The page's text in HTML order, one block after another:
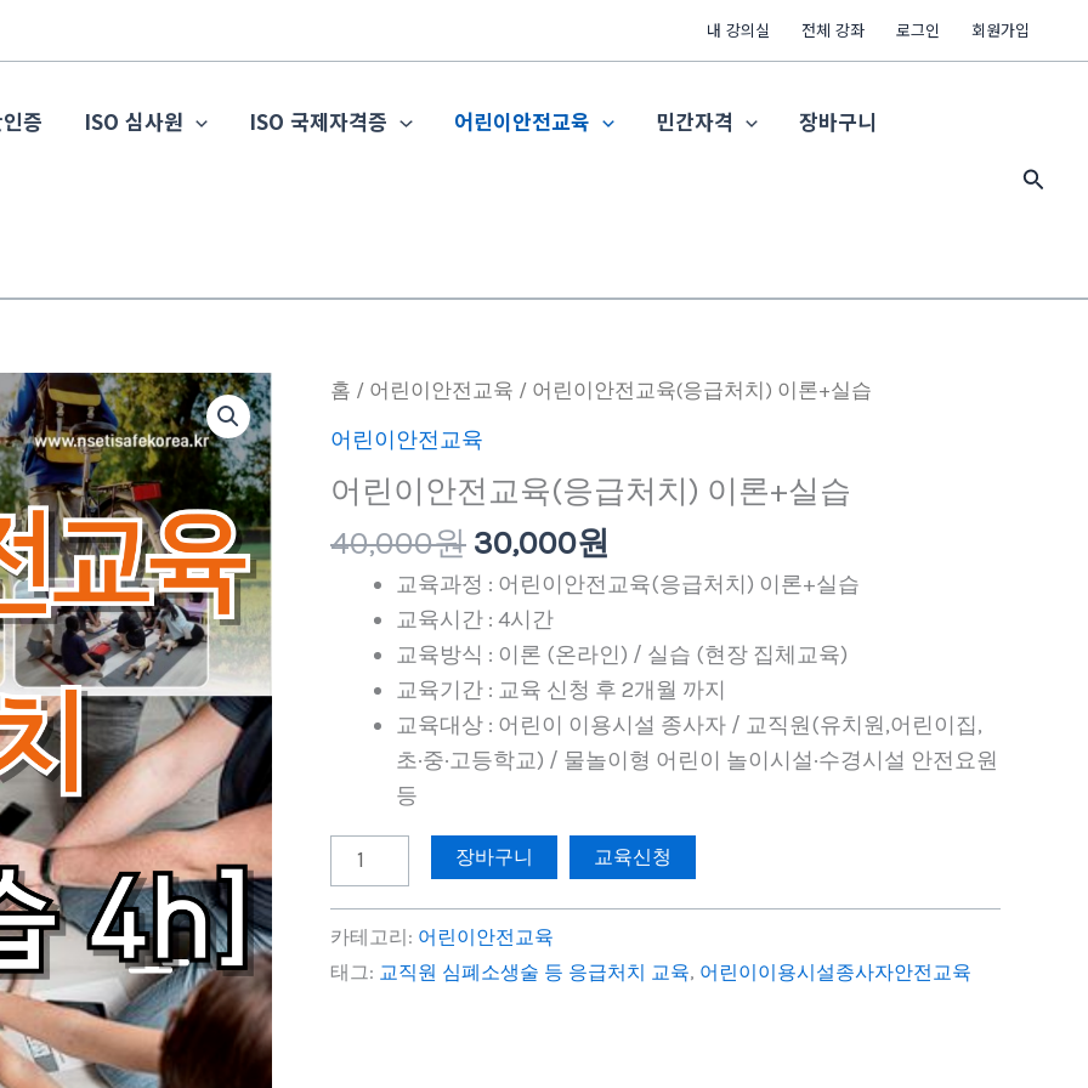
내 강의실 전체 강좌 로그인 회원가입
증 ISO 심사원 ISO 국제자격증 어린이안전교육 민간자격 장바구니
검
홈 / 어린이안전교육 / 어린이안전교육(응급처치) 이론+실습
어린이안전교육
어린이안전교육(응급처치) 이론+실습
40,000원
원
래
가
격:
40,000
원.
30,000원
현
격:
원.
교육과정 : 어린이안전교육(응급처치) 이론+실습
교육시간 : 4시간
교육방식 : 이론 (온라인) / 실습 (현장 집체교육)
교육기간 : 교육 신청 후 2개월 까지
교육대상 : 어린이 이용시설 종사자 / 교직원(유치원,어린이집,
초·중·고등학교) / 물놀이형 어린이 놀이시설·수경시설 안전요원
등
어
린
이
안
전
+실
습
수
량
장바구니 교육신청
카테고리: 어린이안전교육
태그: 교직원 심폐소생술 등 응급처치 교육, 어린이이용시설종사자안전교육